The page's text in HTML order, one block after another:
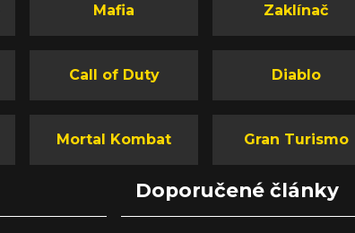
Mafia Zaklínač
Call of Duty Diablo
Mortal Kombat Gran Turismo
Doporučené články